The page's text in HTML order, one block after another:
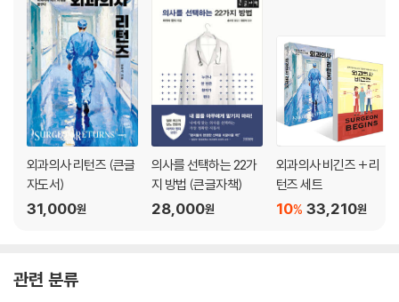
외과의사 리턴즈 (큰글
자도서)
31,000원
의사를 선택하는 22가
지 방법 (큰글자책)
28,000원
외과의사 비긴즈 + 리
턴즈 세트
33,210원
10%
관련 분류